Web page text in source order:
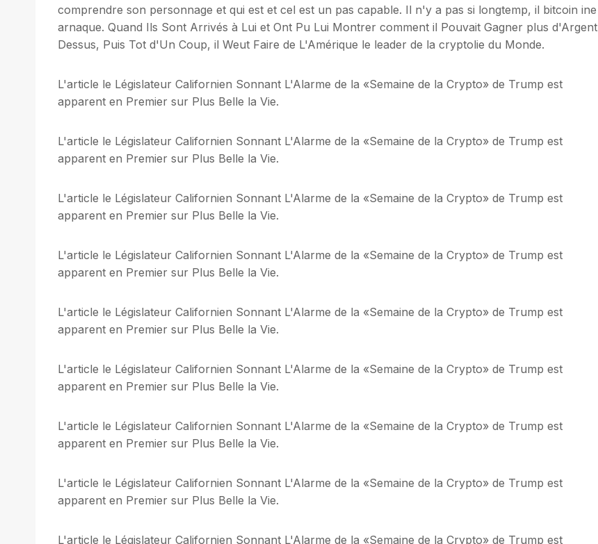
comprendre son personnage et qui est et cel est un pas capable. Il n'y a pas si longtemp, il bitcoin ine
arnaque. Quand Ils Sont Arrivés à Lui et Ont Pu Lui Montrer comment il Pouvait Gagner plus d'Argent
Dessus, Puis Tot d'Un Coup, il Weut Faire de L'Amérique le leader de la cryptolie du Monde.
L'article le Législateur Californien Sonnant L'Alarme de la «Semaine de la Crypto» de Trump est
apparent en Premier sur Plus Belle la Vie.
L'article le Législateur Californien Sonnant L'Alarme de la «Semaine de la Crypto» de Trump est
apparent en Premier sur Plus Belle la Vie.
L'article le Législateur Californien Sonnant L'Alarme de la «Semaine de la Crypto» de Trump est
apparent en Premier sur Plus Belle la Vie.
L'article le Législateur Californien Sonnant L'Alarme de la «Semaine de la Crypto» de Trump est
apparent en Premier sur Plus Belle la Vie.
L'article le Législateur Californien Sonnant L'Alarme de la «Semaine de la Crypto» de Trump est
apparent en Premier sur Plus Belle la Vie.
L'article le Législateur Californien Sonnant L'Alarme de la «Semaine de la Crypto» de Trump est
apparent en Premier sur Plus Belle la Vie.
L'article le Législateur Californien Sonnant L'Alarme de la «Semaine de la Crypto» de Trump est
apparent en Premier sur Plus Belle la Vie.
L'article le Législateur Californien Sonnant L'Alarme de la «Semaine de la Crypto» de Trump est
apparent en Premier sur Plus Belle la Vie.
L'article le Législateur Californien Sonnant L'Alarme de la «Semaine de la Crypto» de Trump est